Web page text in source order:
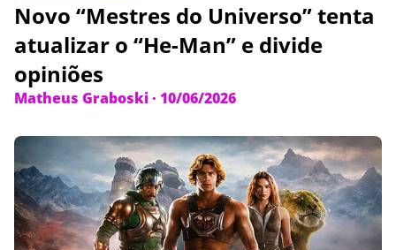
Novo “Mestres do Universo” tenta
atualizar o “He-Man” e divide
opiniões
Matheus Graboski· 10/06/2026